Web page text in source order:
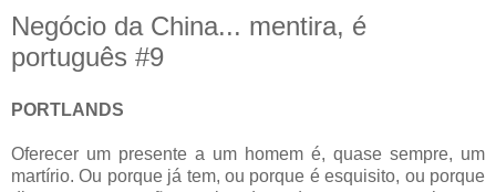
Negócio da China... mentira, é
português #9
PORTLANDS
Oferecer um presente a um homem é, quase sempre, um
martírio. Ou porque já tem, ou porque é esquisito, ou porque